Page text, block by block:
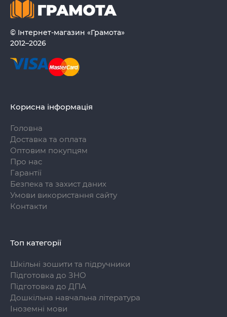
© Інтернет-магазин «Грамота»
2012–2026
Корисна інформація
Головна
Доставка та оплата
Оптовим покупцям
Про нас
Гарантії
Безпека та захист даних
Умови використання сайту
Контакти
Топ категорії
Шкільні зошити та підручники
Підготовка до ЗНО
Підготовка до ДПА
Дошкільна навчальна література
Іноземні мови